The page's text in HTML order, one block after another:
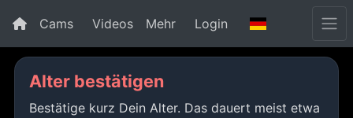
Cams Videos Mehr Login
Alter bestätigen
Bestätige kurz Dein Alter. Das dauert meist etwa